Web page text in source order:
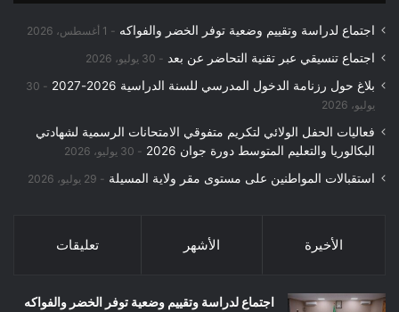
اجتماع لدراسة وتقييم وضعية توفر الخضر والفواكه 1 أغسطس، 2026
اجتماع تنسيقي عبر تقنية التحاضر عن بعد 30 يوليو، 2026
بلاغ حول رزنامة الدخول المدرسي للسنة الدراسية 2026-2027
30
يوليو، 2026
فعاليات الحفل الولائي لتكريم متفوقي الامتحانات الرسمية لشهادتي
البكالوريا والتعليم المتوسط دورة جوان 2026
30 يوليو، 2026
استقبالات المواطنين على مستوى مقر ولاية المسيلة 29 يوليو، 2026
الأخيرة الأشهر تعليقات
اجتماع لدراسة وتقييم وضعية توفر الخضر والفواكه